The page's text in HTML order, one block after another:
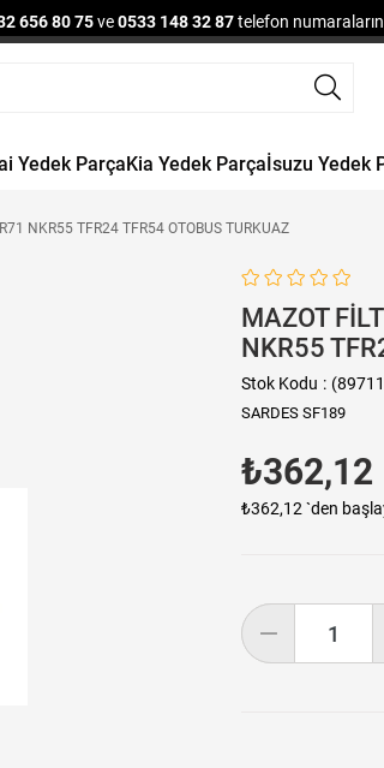
656 80 75ve0533 148 32 87telefon
Yedek ParçaKia Yedek Parçaİsuzu Yedek
NKR55 TFR24 TFR54 OTOBUS TURKUAZ
MAZOT
NKR55
Stok Kodu
SARDES SF189
₺362,12
₺362,12 `den